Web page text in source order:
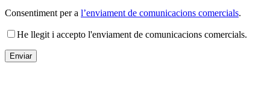
Consentiment per a l’enviament de comunicacions comercials.
He llegit i accepto l'enviament de comunicacions comercials.